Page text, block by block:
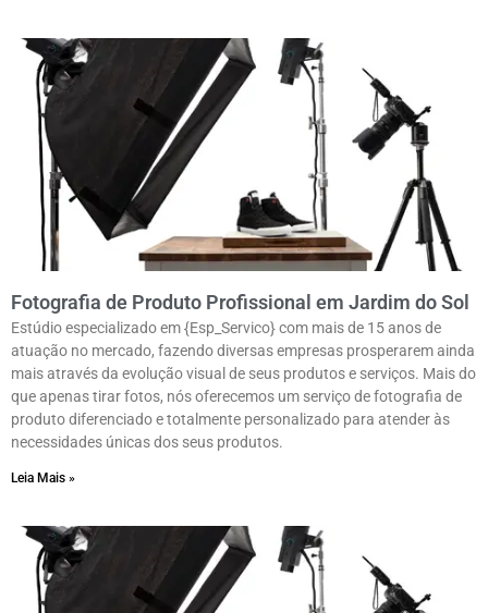
Fotografia de Produto Profissional em Jardim do Sol
Estúdio especializado em {Esp_Servico} com mais de 15 anos de
atuação no mercado, fazendo diversas empresas prosperarem ainda
mais através da evolução visual de seus produtos e serviços. Mais do
que apenas tirar fotos, nós oferecemos um serviço de fotografia de
produto diferenciado e totalmente personalizado para atender às
necessidades únicas dos seus produtos.
Leia Mais »